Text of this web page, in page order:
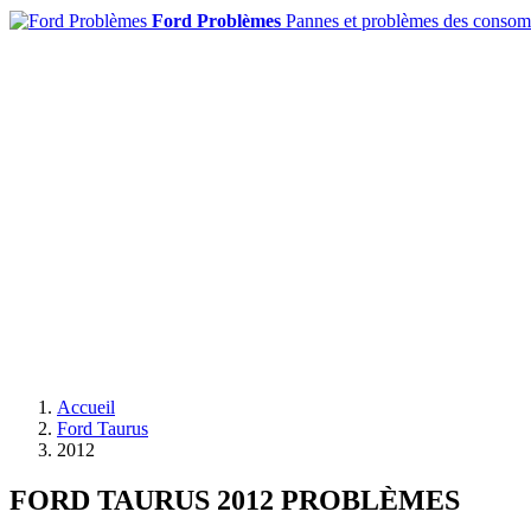
Ford Problèmes Pannes et problèmes des
Accueil
Ford Taurus
2012
FORD TAURUS 2012 PROBLÈMES